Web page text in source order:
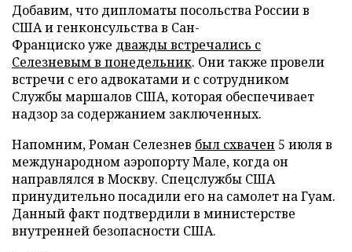
Добавим, что дипломаты посольства России в
США и генконсульства в Сан-
Франциско уже дважды встречались с
Селезневым в понедельник. Они также провели
встречи с его адвокатами и с сотрудником
Службы маршалов США, которая обеспечивает
надзор за содержанием заключенных.
Напомним, Роман Селезнев был схвачен 5 июля в
международном аэропорту Мале, когда он
направлялся в Москву. Спецслужбы США
принудительно посадили его на самолет на Гуам.
Данный факт подтвердили в министерстве
внутренней безопасности США.